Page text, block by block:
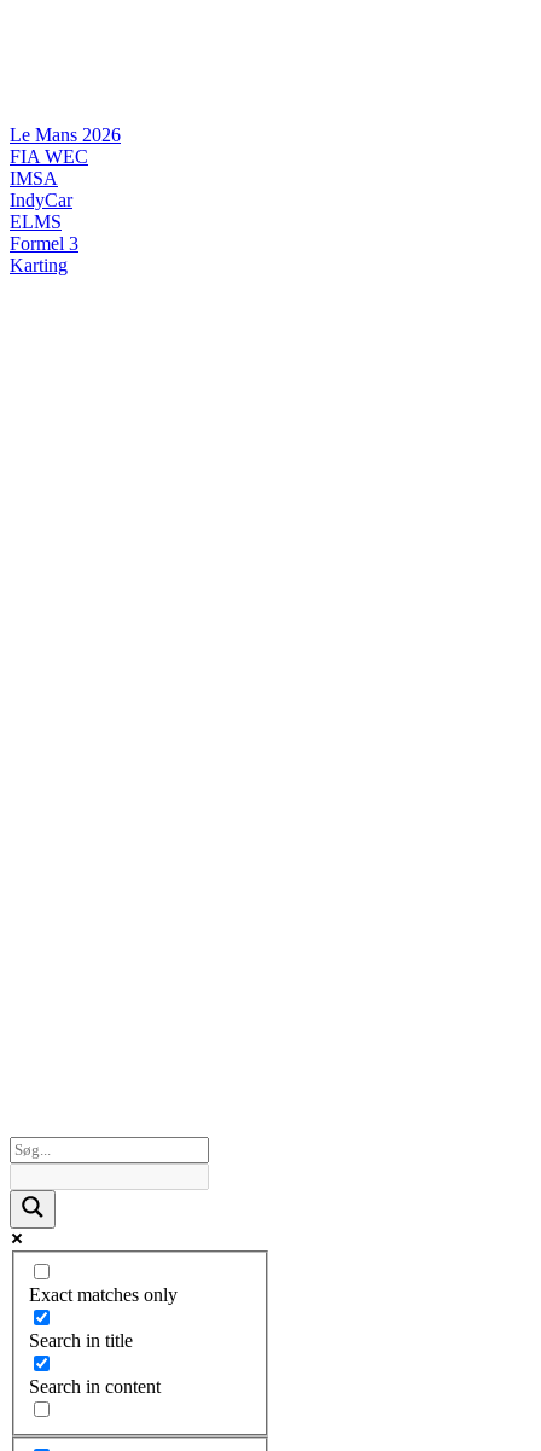
Le Mans 2026
FIA WEC
IMSA
IndyCar
ELMS
Formel 3
Karting
Exact matches only
Search in title
Search in content